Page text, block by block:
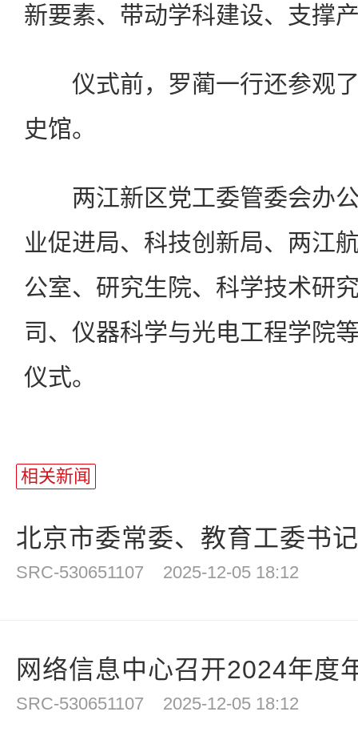
新要素、带动学科建设、支撑
仪式前，罗蔺一行还参观了
史馆。
两江新区党工委管委会办公
业促进局、科技创新局、两江
公室、研究生院、科学技术研
司、仪器科学与光电工程学院
仪式。
相关新闻
北京市委常委、教育工委书
SRC-530651107 2025-12-05 18:12
网络信息中心召开2024年度
SRC-530651107 2025-12-05 18:12